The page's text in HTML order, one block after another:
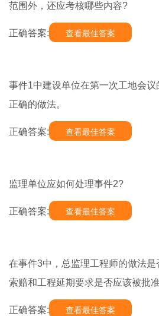
范围外，还应考核哪些内容?
正确答案: 查看最佳答案
事件1中建设单位在第一次工地会
正确的做法。
正确答案: 查看最佳答案
监理单位应如何处理事件2?
正确答案: 查看最佳答案
在事件3中，总监理工程师的做法是
索赔和工程延期要求是否应该被批
正确答案: 查看最佳答案